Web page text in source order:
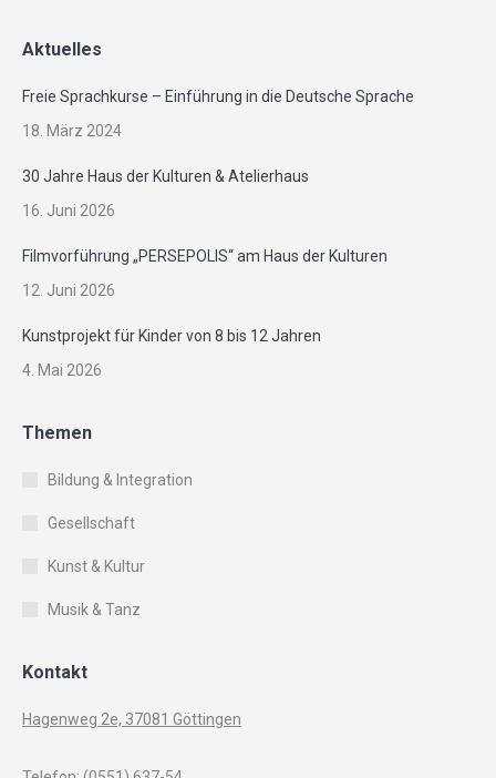
Aktuelles
Freie Sprachkurse – Einführung in die Deutsche Sprache
18. März 2024
30 Jahre Haus der Kulturen & Atelierhaus
16. Juni 2026
Filmvorführung „PERSEPOLIS“ am Haus der Kulturen
12. Juni 2026
Kunstprojekt für Kinder von 8 bis 12 Jahren
4. Mai 2026
Themen
Bildung & Integration
Gesellschaft
Kunst & Kultur
Musik & Tanz
Kontakt
Hagenweg 2e, 37081 Göttingen